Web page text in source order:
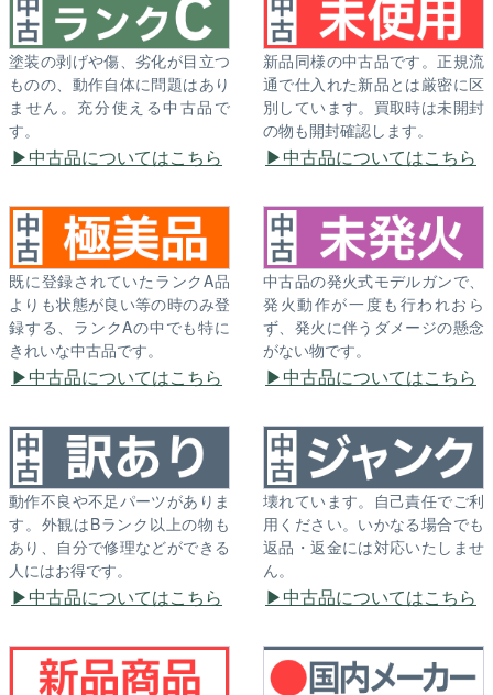
塗装の剥げや傷、劣化が目立つ
ものの、動作自体に問題はあり
ません。充分使える中古品で
す。
中古品についてはこちら
新品同様の中古品です。正規流
通で仕入れた新品とは厳密に区
別しています。買取時は未開封
の物も開封確認します。
中古品についてはこちら
既に登録されていたランクA品
よりも状態が良い等の時のみ登
録する、ランクAの中でも特に
きれいな中古品です。
中古品についてはこちら
中古品の発火式モデルガンで、
発火動作が一度も行われおら
ず、発火に伴うダメージの懸念
がない物です。
中古品についてはこちら
動作不良や不足パーツがありま
す。外観はBランク以上の物も
あり、自分で修理などができる
人にはお得です。
中古品についてはこちら
壊れています。自己責任でご利
用ください。いかなる場合でも
返品・返金には対応いたしませ
ん。
中古品についてはこちら